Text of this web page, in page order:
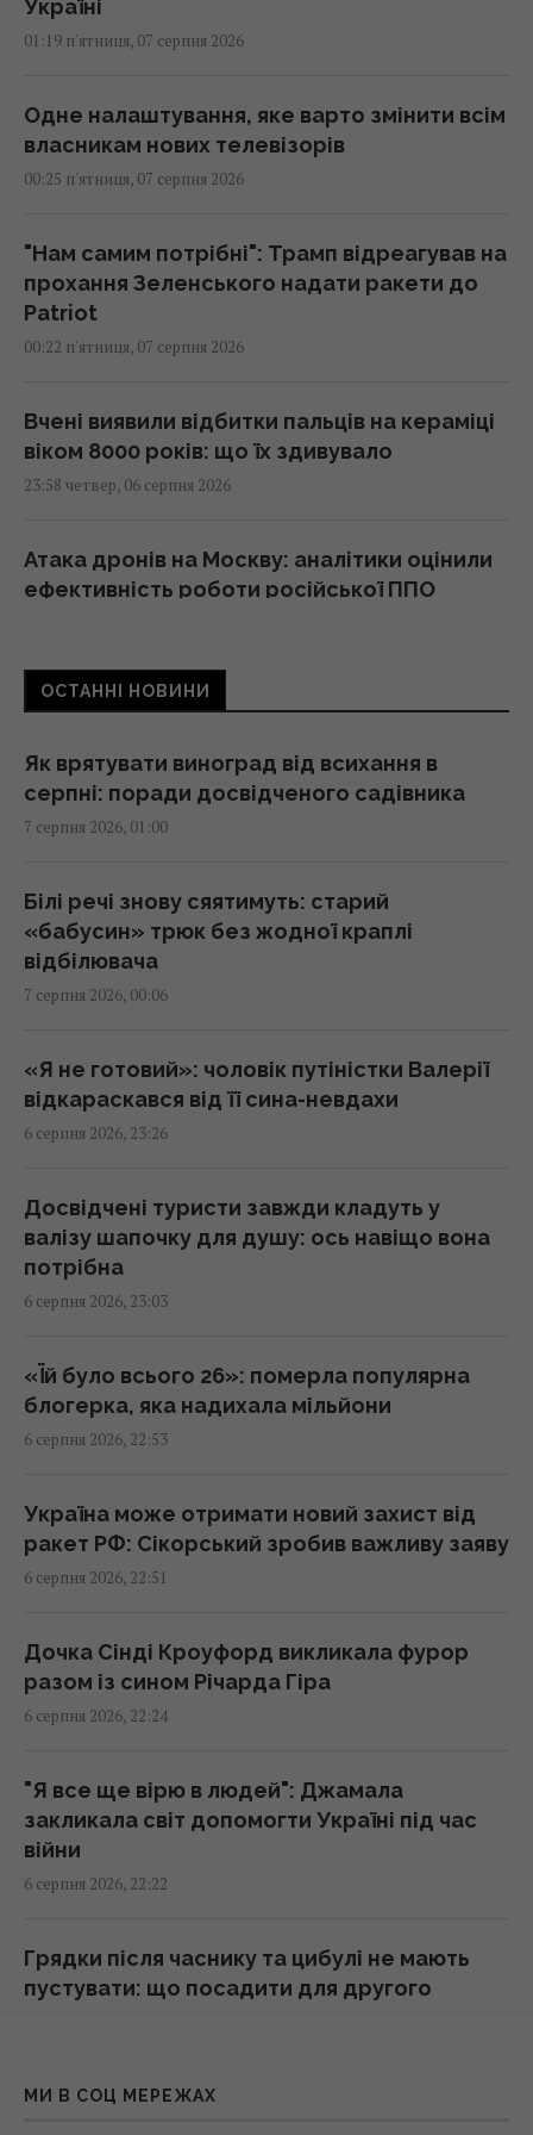
Україні
01:19 п'ятниця, 07 серпня 2026
Одне налаштування, яке варто змінити всім
власникам нових телевізорів
00:25 п'ятниця, 07 серпня 2026
"Нам самим потрібні": Трамп відреагував на
прохання Зеленського надати ракети до
Patriot
00:22 п'ятниця, 07 серпня 2026
Вчені виявили відбитки пальців на кераміці
віком 8000 років: що їх здивувало
23:58 четвер, 06 серпня 2026
Атака дронів на Москву: аналітики оцінили
ефективність роботи російської ППО
Жінки з дипломами частіше обирають
дослідження
23:24 четвер, 06 серпня 2026
годинник, - Newsweek
23:07 четвер, 06 серпня 2026
Корецький анонсував збільшення
22:53 четвер, 06 серпня 2026
Міф зруйновано: скільки насправді можуть
22:12 четвер, 06 серпня 2026
Така зброя є лише у кількох країн:
Зеленський про створення української
22:00 четвер, 06 серпня 2026
"Динамо" здобуло важливу перемогу у
21:57 четвер, 06 серпня 2026
Анчоуси чи сардини: яка риба корисніша
В Україну може потрапити антидронова
ракета CM-70 з Канади, - ЗМІ
Чим Україна може знищувати "Іскандери":
експерти назвали єдиний реальний варіант
21:24 четвер, 06 серпня 2026
Частина ракети SpaceX розбилася об
Місяць: вчені розповіли про побачене в
ОСТАННІ НОВИНИ
Як врятувати виноград від всихання в
серпні: поради досвідченого садівника
7 серпня 2026, 01:00
Білі речі знову сяятимуть: старий
«бабусин» трюк без жодної краплі
відбілювача
7 серпня 2026, 00:06
«Я не готовий»: чоловік путіністки Валерії
відкараскався від її сина-невдахи
6 серпня 2026, 23:26
Досвідчені туристи завжди кладуть у
валізу шапочку для душу: ось навіщо вона
потрібна
6 серпня 2026, 23:03
«Їй було всього 26»: померла популярна
блогерка, яка надихала мільйони
6 серпня 2026, 22:53
Україна може отримати новий захист від
ракет РФ: Сікорський зробив важливу заяву
6 серпня 2026, 22:51
Дочка Сінді Кроуфорд викликала фурор
разом із сином Річарда Гіра
6 серпня 2026, 22:24
"Я все ще вірю в людей": Джамала
закликала світ допомогти Україні під час
війни
6 серпня 2026, 22:22
Грядки після часнику та цибулі не мають
пустувати: що посадити для другого
МИ В СОЦ МЕРЕЖАХ